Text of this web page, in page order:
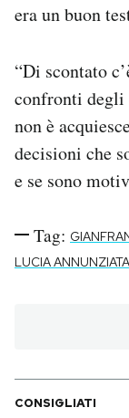
era un buon
“Di scontato
confronti degli
non è
decisioni che
e se sono
Tag:
LUCIA ANNUNZIATA
CONSIGLIATI